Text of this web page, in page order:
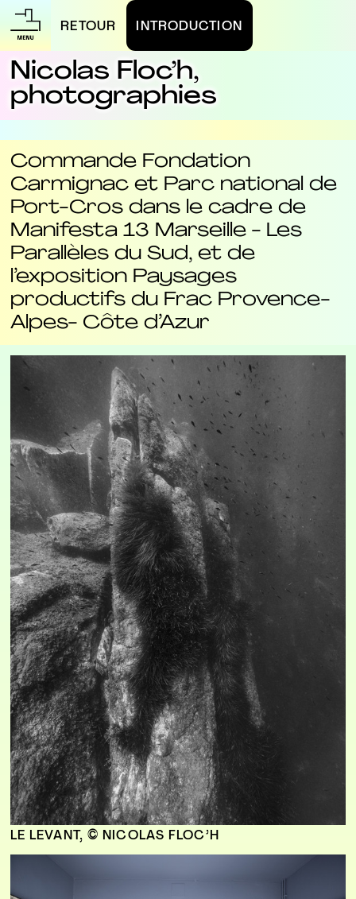
Nicolas Floc’h,
photographies
RETOUR INTRODUCTION
Commande Fondation
Carmignac et Parc national de
Port-Cros dans le cadre de
Manifesta 13 Marseille - Les
Parallèles du Sud, et de
l’exposition Paysages
productifs du Frac Provence-
Alpes- Côte d’Azur
LE LEVANT, © NICOLAS FLOC’H